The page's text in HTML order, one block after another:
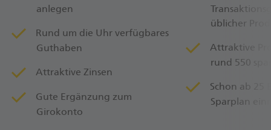
anlegen
Rund um die Uhr verfügbares
Guthaben
Attraktive Zinsen
Gute Ergänzung zum
Girokonto
üblicher
Attraktive
rund 550
Schon ab 25
Sparplan